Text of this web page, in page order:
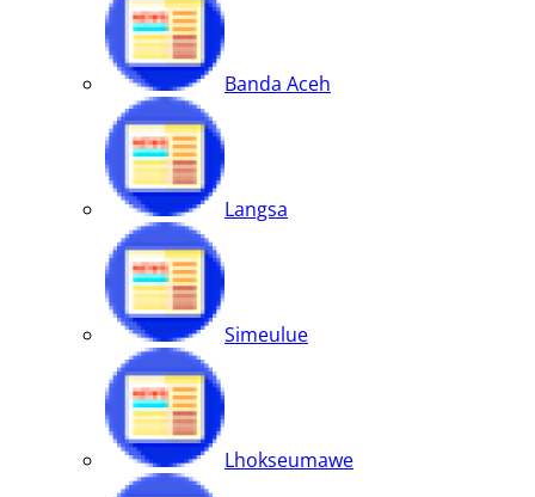
Banda Aceh
Langsa
Simeulue
Lhokseumawe